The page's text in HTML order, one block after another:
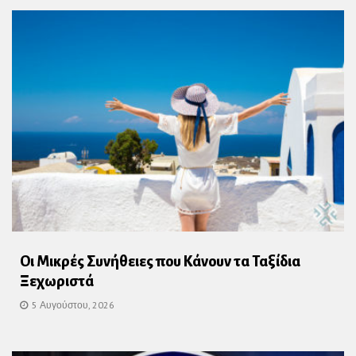
Οι Μικρές Συνήθειες που Κάνουν τα Ταξίδια
Ξεχωριστά
5 Αυγούστου, 2026